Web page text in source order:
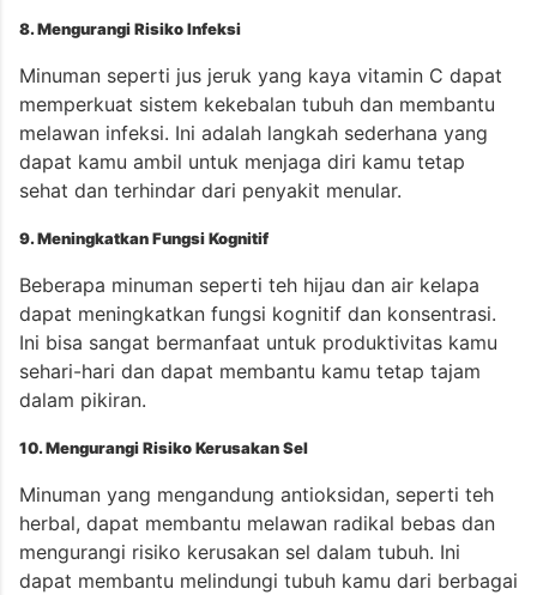
8. Mengurangi Risiko Infeksi
Minuman seperti jus jeruk yang kaya vitamin C dapat
memperkuat sistem kekebalan tubuh dan membantu
melawan infeksi. Ini adalah langkah sederhana yang
dapat kamu ambil untuk menjaga diri kamu tetap
sehat dan terhindar dari penyakit menular.
9. Meningkatkan Fungsi Kognitif
Beberapa minuman seperti teh hijau dan air kelapa
dapat meningkatkan fungsi kognitif dan konsentrasi.
Ini bisa sangat bermanfaat untuk produktivitas kamu
sehari-hari dan dapat membantu kamu tetap tajam
dalam pikiran.
10. Mengurangi Risiko Kerusakan Sel
Minuman yang mengandung antioksidan, seperti teh
herbal, dapat membantu melawan radikal bebas dan
mengurangi risiko kerusakan sel dalam tubuh. Ini
dapat membantu melindungi tubuh kamu dari berbagai